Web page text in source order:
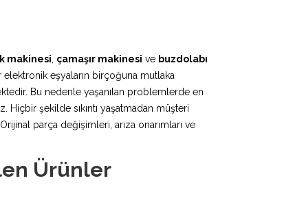
makinesi çamaşır makinesi ve buzdolabı
elektronik eşyaların birçoğuna mutlaka
Bu nedenle yaşanılan problemlerde en
Hiçbir şekilde sıkıntı yaşatmadan müşteri
parça değişimleri, arıza onarımları ve
Ürünler